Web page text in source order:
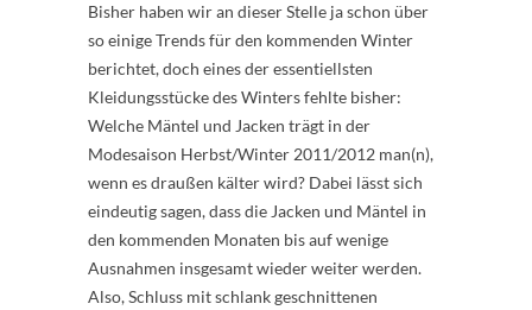
Bisher haben wir an dieser Stelle ja schon über
so einige Trends für den kommenden Winter
berichtet, doch eines der essentiellsten
Kleidungsstücke des Winters fehlte bisher:
Welche Mäntel und Jacken trägt in der
Modesaison Herbst/Winter 2011/2012 man(n),
wenn es draußen kälter wird? Dabei lässt sich
eindeutig sagen, dass die Jacken und Mäntel in
den kommenden Monaten bis auf wenige
Ausnahmen insgesamt wieder weiter werden.
Also, Schluss mit schlank geschnittenen